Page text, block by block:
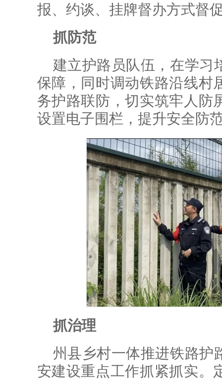
报、约谈、挂牌督办方式督
抓防范
建立护路员队伍，在学习
保障，同时调动铁路沿线村
务护路联防，切实筑牢人防
设置电子围栏，提升安全防
抓治理
州县乡村一体推进铁路护
安建设重点工作抓紧抓实。